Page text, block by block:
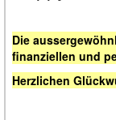
Die
finanziellen und
Herzlichen